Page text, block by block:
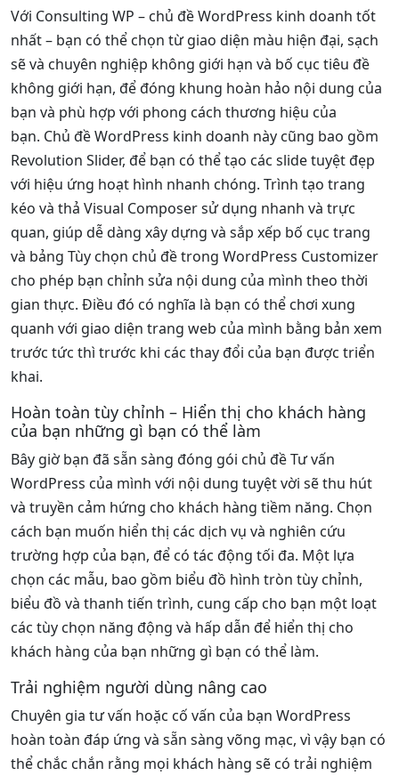
Với Consulting WP – chủ đề WordPress kinh doanh tốt
nhất – bạn có thể chọn từ giao diện màu hiện đại, sạch
sẽ và chuyên nghiệp không giới hạn và bố cục tiêu đề
không giới hạn, để đóng khung hoàn hảo nội dung của
bạn và phù hợp với phong cách thương hiệu của
bạn. Chủ đề WordPress kinh doanh này cũng bao gồm
Revolution Slider, để bạn có thể tạo các slide tuyệt đẹp
với hiệu ứng hoạt hình nhanh chóng. Trình tạo trang
kéo và thả Visual Composer sử dụng nhanh và trực
quan, giúp dễ dàng xây dựng và sắp xếp bố cục trang
và bảng Tùy chọn chủ đề trong WordPress Customizer
cho phép bạn chỉnh sửa nội dung của mình theo thời
gian thực. Điều đó có nghĩa là bạn có thể chơi xung
quanh với giao diện trang web của mình bằng bản xem
trước tức thì trước khi các thay đổi của bạn được triển
khai.
Hoàn toàn tùy chỉnh – Hiển thị cho khách hàng
của bạn những gì bạn có thể làm
Bây giờ bạn đã sẵn sàng đóng gói chủ đề Tư vấn
WordPress của mình với nội dung tuyệt vời sẽ thu hút
và truyền cảm hứng cho khách hàng tiềm năng. Chọn
cách bạn muốn hiển thị các dịch vụ và nghiên cứu
trường hợp của bạn, để có tác động tối đa. Một lựa
chọn các mẫu, bao gồm biểu đồ hình tròn tùy chỉnh,
biểu đồ và thanh tiến trình, cung cấp cho bạn một loạt
các tùy chọn năng động và hấp dẫn để hiển thị cho
khách hàng của bạn những gì bạn có thể làm.
Trải nghiệm người dùng nâng cao
Chuyên gia tư vấn hoặc cố vấn của bạn WordPress
hoàn toàn đáp ứng và sẵn sàng võng mạc, vì vậy bạn có
thể chắc chắn rằng mọi khách hàng sẽ có trải nghiệm